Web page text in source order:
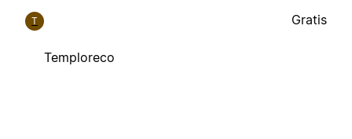
T
Temploreco
Gratis